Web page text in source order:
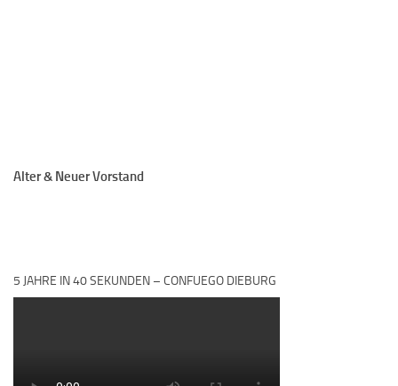
Alter & Neuer Vorstand
5 JAHRE IN 40 SEKUNDEN – CONFUEGO DIEBURG